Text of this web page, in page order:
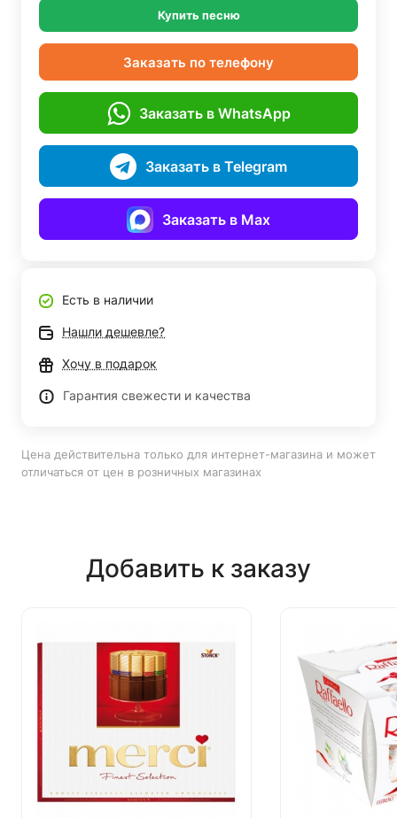
Купить песню
Заказать по телефону
Заказать в WhatsApp
Заказать в Telegram
Заказать в Max
Есть в наличии
Нашли дешевле?
Хочу в подарок
Гарантия свежести и качества
Цена действительна только для интернет-магазина и может
отличаться от цен в розничных магазинах
Добавить к заказу